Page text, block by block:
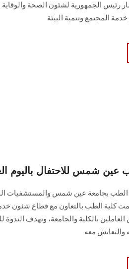
رئيس الجمهورية لشئون الصحة والوقاية
المجتمع وتنمية البيئة
عين شمس للاحتفال باليوم
الطب بجامعة عين شمس والمستشفيات
الطب بالتعاون مع قطاع شئون خدمة
العاملين بالكلية والجامعة، وتهدف
والتعايش معه